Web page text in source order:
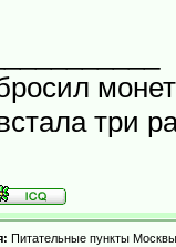
три
Питательные пункты Москвы